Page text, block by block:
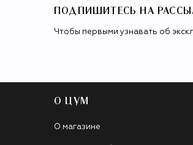
ПОДПИШИТЕСЬ НА
Чтобы первыми узнавать об
О ЦУМ
О магазине